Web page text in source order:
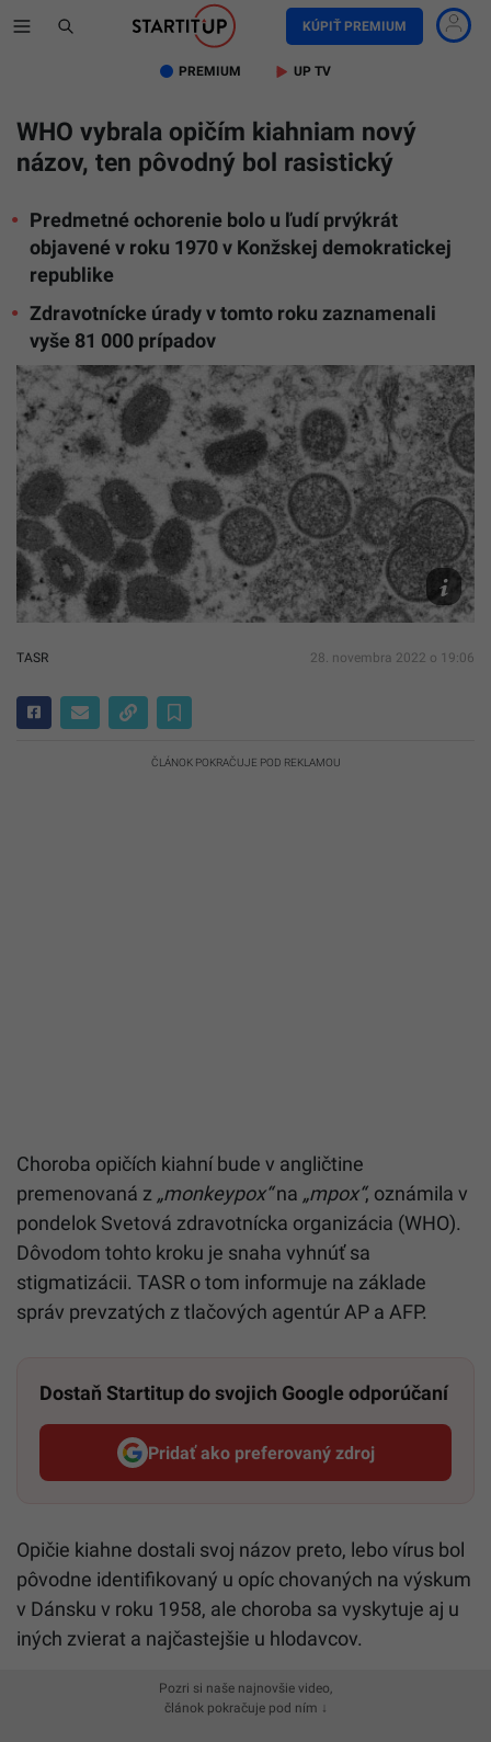
KÚPIŤ PREMIUM
PREMIUM UP TV
WHO vybrala opičím kiahniam nový
názov, ten pôvodný bol rasistický
Predmetné ochorenie bolo u ľudí prvýkrát
objavené v roku 1970 v Konžskej demokratickej
republike
Zdravotnícke úrady v tomto roku zaznamenali
vyše 81 000 prípadov
Opičie
kiahne
TASR/
S.
Russell
Regner/
via
AP,
File
TASR 28. novembra 2022 o 19:06
ČLÁNOK POKRAČUJE POD REKLAMOU
Choroba opičích kiahníbude v angličtine
premenovaná z „monkeypox“na „mpox“, oznámila v
pondelok Svetová zdravotnícka organizácia (WHO).
Dôvodom tohto kroku je snaha vyhnúť sa
stigmatizácii. TASR o tom informuje na základe
správ prevzatých z tlačových agentúr AP a AFP.
Dostaň Startitup do svojich Google odporúčaní
Pridať ako preferovaný zdroj
Startitup, odkaz sa otvorí v
Opičie kiahne dostali svoj názov preto, lebo vírus bol
pôvodne identifikovaný u opíc chovaných na výskum
v Dánsku v roku 1958, ale choroba sa vyskytuje aj u
iných zvierat a najčastejšie u hlodavcov.
Pozri si naše najnovšie video,
článok pokračuje pod ním ↓